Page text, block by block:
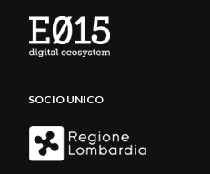
SOCIO UNICO